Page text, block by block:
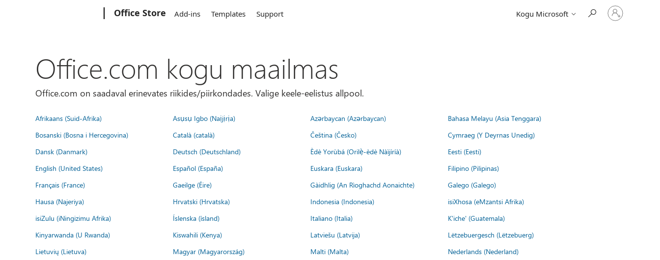
Office Store Add-ins Templates Support Kogu Microsoft
Logige
sisse
oma
Office.com kogu maailmas
Office.com on saadaval erinevates riikides/piirkondades. Valige keele-eelistus allpool.
Afrikaans (Suid-Afrika) Asụsụ Igbo (Naịjịrịa) Azərbaycan (Azərbaycan)
Bahasa Melayu (Asia Tenggara)
Bosanski (Bosna i Hercegovina)
Català (català) Čeština (Česko)
Cymraeg (Y Deyrnas Unedig)
Dansk (Danmark)
Deutsch (Deutschland) Èdè Yorùbá (Orilẹ̀-èdè Nàìjíríà)
Eesti (Eesti)
English (United States)
Español (España) Euskara (Euskara)
Filipino (Pilipinas)
Français (France)
Gaeilge (Éire) Gàidhlig (An Rìoghachd Aonaichte)
Galego (Galego)
Hausa (Najeriya)
Hrvatski (Hrvatska) Indonesia (Indonesia)
isiXhosa (eMzantsi Afrika)
isiZulu (iNingizimu Afrika)
Íslenska (ísland) Italiano (Italia)
K'iche' (Guatemala)
Kinyarwanda (U Rwanda)
Kiswahili (Kenya) Latviešu (Latvija)
Lëtzebuergesch (Lëtzebuerg)
Lietuvių (Lietuva)
Magyar (Magyarország) Malti (Malta)
Nederlands (Nederland)